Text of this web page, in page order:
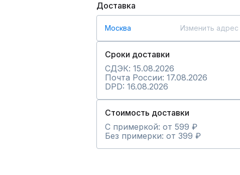
Доставка
Москва Изменить адрес
Сроки доставки
СДЭК: 15.08.2026
Почта России: 17.08.2026
DPD: 16.08.2026
Стоимость доставки
С примеркой: от 599 ₽
Без примерки: от 399 ₽